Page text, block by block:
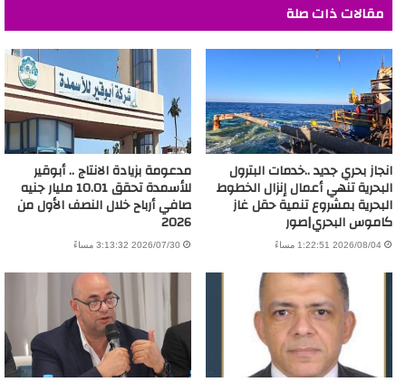
مقالات ذات صلة
انجاز بحري جديد ..خدمات البترول
البحرية تنهي أعمال إنزال الخطوط
البحرية بمشروع تنمية حقل غاز
كاموس البحري|صور
2026/08/04 1:22:51 مساءً
مدعومة بزيادة الانتاج .. أبوقير
للأسمدة تحقق 10.01 مليار جنيه
صافي أرباح خلال النصف الأول من
2026
2026/07/30 3:13:32 مساءً